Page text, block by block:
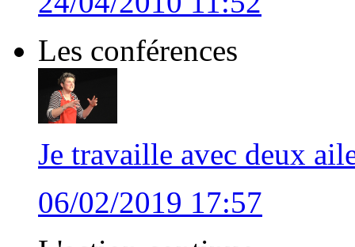
Les conférences
Je travaille avec deux
06/02/2019 17:57